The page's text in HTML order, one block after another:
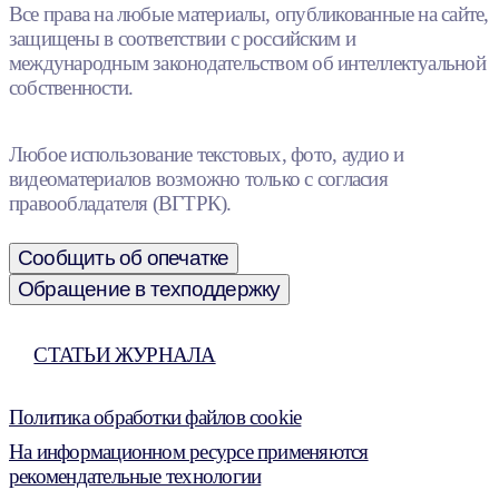
Все права на любые материалы, опубликованные на сайте,
защищены в соответствии с российским и
международным законодательством об интеллектуальной
собственности.
Любое использование текстовых, фото, аудио и
видеоматериалов возможно только с согласия
правообладателя (ВГТРК).
Сообщить об опечатке
Обращение в техподдержку
СТАТЬИ ЖУРНАЛА
Политика обработки файлов cookie
На информационном ресурсе применяются
рекомендательные технологии